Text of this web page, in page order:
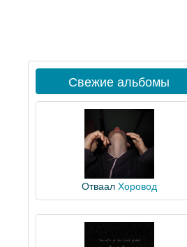
Свежие альбомы
Отваал Хоровод